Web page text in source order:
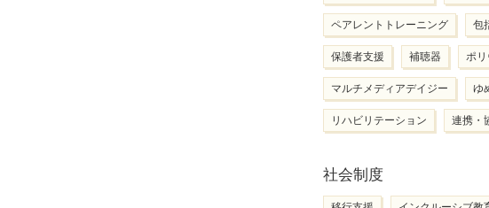
ペアレントトレーニング 包
保護者支援 補聴器 ポ
マルチメディアデイジー ゆ
リハビリテーション 連携・
社会制度